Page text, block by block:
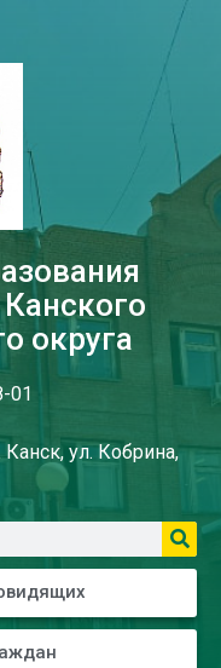
округа
01
ул. Кобрина,